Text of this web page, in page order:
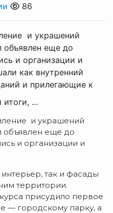
86
и украшений
еще до
и организации и
как внутренний
и прилегающие к
...
и украшений
объявлен еще до
и организации и
так и фасады
территории.
присудило первое
— городскому парку, а